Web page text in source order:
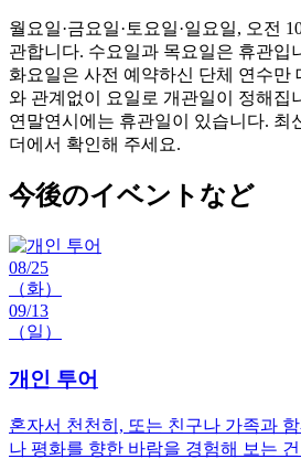
월요일·금요일·토요일·일요일, 오전
관합니다. 수요일과 목요일은 휴관입
화요일은 사전 예약하신 단체 연수만
와 관계없이 요일로 개관일이 정해집
연말연시에는 휴관일이 있습니다. 최
더에서 확인해 주세요.
今後のイベントなど
08/25
（화）
09/13
（일）
개인 투어
혼자서 천천히, 또는 친구나 가족과
나 평화를 향한 바람을 경험해 보는